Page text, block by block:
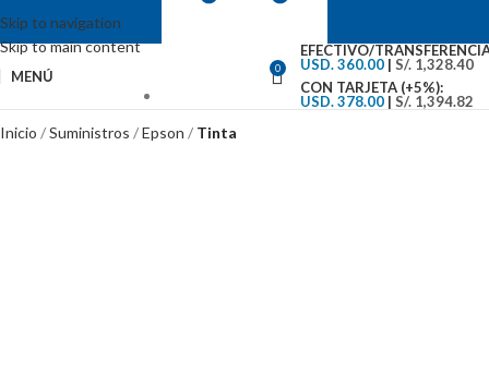
Skip to navigation
Skip to main content
MENÚ 0
EFECTIVO/
USD. 360.00 | S/. 1,328.40
CON TARJETA (+5%):
USD. 378.00 | S/. 1,394.82
Inicio Suministros Epson Tinta